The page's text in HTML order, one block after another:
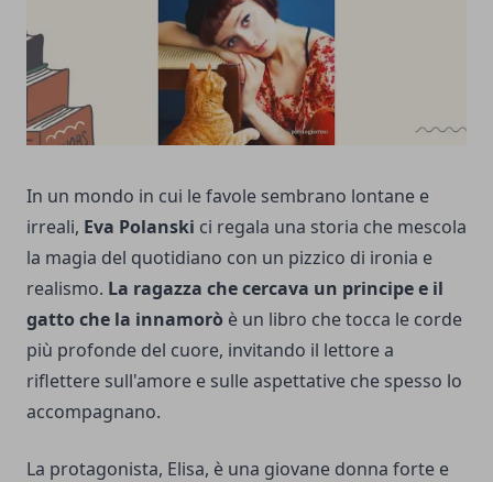
In un mondo in cui le favole sembrano lontane e
irreali, Eva Polanski ci regala una storia che mescola
la magia del quotidiano con un pizzico di ironia e
realismo. La ragazza che cercava un principe e il
gatto che la innamorò è un libro che tocca le corde
più profonde del cuore, invitando il lettore a
riflettere sull'amore e sulle aspettative che spesso lo
accompagnano.
La protagonista, Elisa, è una giovane donna forte e